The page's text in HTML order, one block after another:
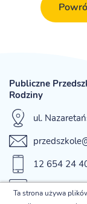
Publiczne
Rodziny
ul.
12 654 24
fax 12 654
Ta strona używa